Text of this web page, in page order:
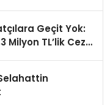
Geçit Yok:
Milyon TL’lik Ceza